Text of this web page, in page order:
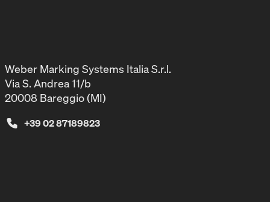
Weber Marking Systems Italia S.r.l.
Via S. Andrea 11/b
20008 Bareggio (MI)
+39 02 87189823